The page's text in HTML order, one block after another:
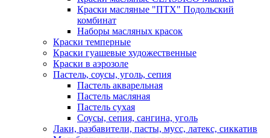
Краски масляные "ПТХ" Подольский
комбинат
Наборы масляных красок
Краски темперные
Краски гуашевые художественные
Краски в аэрозоле
Пастель, соусы, уголь, сепия
Пастель акварельная
Пастель масляная
Пастель сухая
Соусы, сепия, сангина, уголь
Лаки, разбавители, пасты, мусс, латекс, сиккатив